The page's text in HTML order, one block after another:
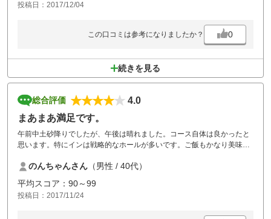
投稿日：2017/12/04
この口コミは参考になりましたか？ 0
続きを見る
総合評価
4.0
まあまあ満足です。
午前中土砂降りでしたが、午後は晴れました。コース自体は良かったと
思います。特にインは戦略的なホールが多いです。ご飯もかなり美味し
ます。
のんちゃんさん （男性 / 40代）
平均スコア：90～99
投稿日：2017/11/24